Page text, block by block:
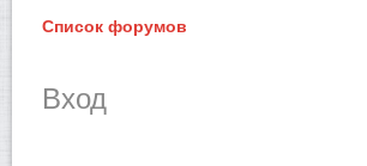
Список форумов
Вход